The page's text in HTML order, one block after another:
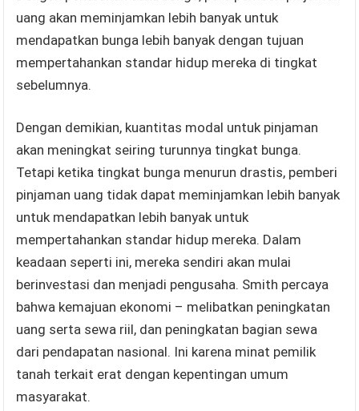
uang akan meminjamkan lebih banyak untuk
mendapatkan bunga lebih banyak dengan tujuan
mempertahankan standar hidup mereka di tingkat
sebelumnya.
Dengan demikian, kuantitas modal untuk pinjaman
akan meningkat seiring turunnya tingkat bunga.
Tetapi ketika tingkat bunga menurun drastis, pemberi
pinjaman uang tidak dapat meminjamkan lebih banyak
untuk mendapatkan lebih banyak untuk
mempertahankan standar hidup mereka. Dalam
keadaan seperti ini, mereka sendiri akan mulai
berinvestasi dan menjadi pengusaha. Smith percaya
bahwa kemajuan ekonomi – melibatkan peningkatan
uang serta sewa riil, dan peningkatan bagian sewa
dari pendapatan nasional. Ini karena minat pemilik
tanah terkait erat dengan kepentingan umum
masyarakat.